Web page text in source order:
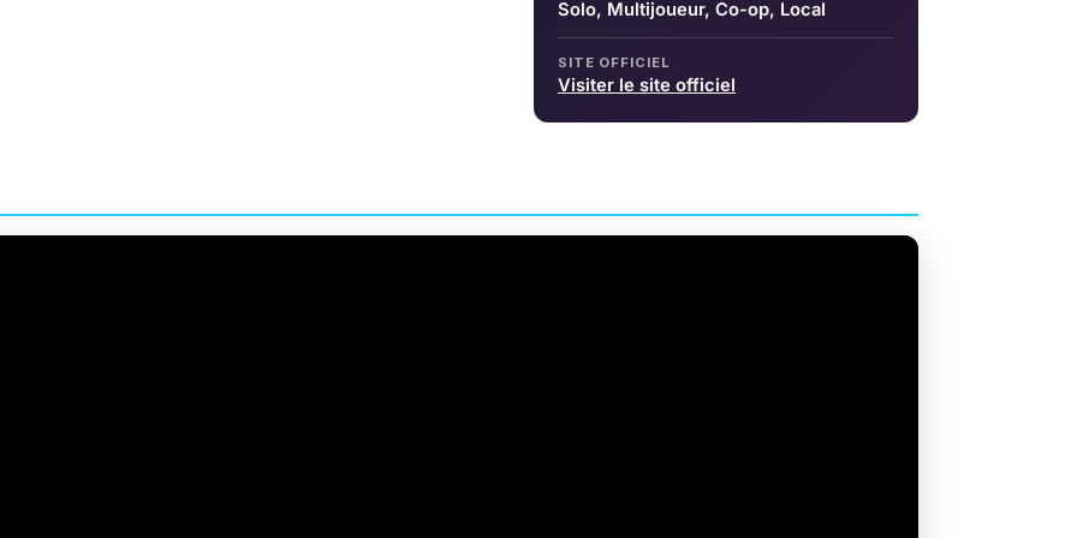
Solo, Multijoueur, Co-op, Local
SITE OFFICIEL
Visiter le site officiel